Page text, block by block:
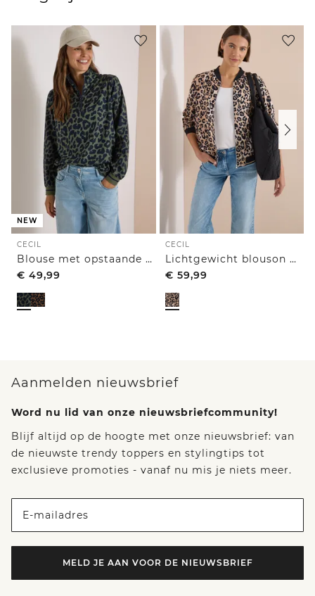
NEW
CECIL
Blouse met opstaande kraag en ritssluiting
€ 49,99
CECIL
Lichtgewicht blouson met rits en leoprint
€ 59,99
Aanmelden nieuwsbrief
Word nu lid van onze nieuwsbriefcommunity!
Blijf altijd op de hoogte met onze nieuwsbrief: van
de nieuwste trendy toppers en stylingtips tot
exclusieve promoties - vanaf nu mis je niets meer.
E-mailadres
MELD JE AAN VOOR DE NIEUWSBRIEF